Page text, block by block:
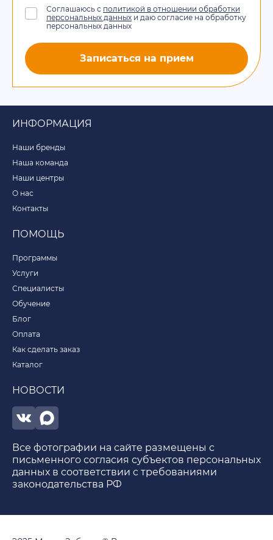
Соглашаюсь с политикой в отношении обработки
персональных данных и даю согласие на обработку
персональных данных
Записаться на прием
ИНФОРМАЦИЯ
Наши бренды
Наша команда
Наши центры
О нас
Контакты
ПОМОЩЬ
Программы
Услуги
Специалисты
Обучение
Блог
Оплата
Как сделать заказ
Каталог
НОВОСТИ
Все фотографии на сайте размещены с
письменного согласия субъектов персональных
данных в соответствии с требованиями
законодательства РФ